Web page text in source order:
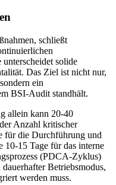
schließt
unterscheidet solide
Das Ziel ist nicht nur,
ein
BSI-Audit standhält.
allein kann 20-40
Anzahl kritischer
für die Durchführung und
15 Tage für das interne
(PDCA-Zyklus)
Betriebsmodus,
werden muss.